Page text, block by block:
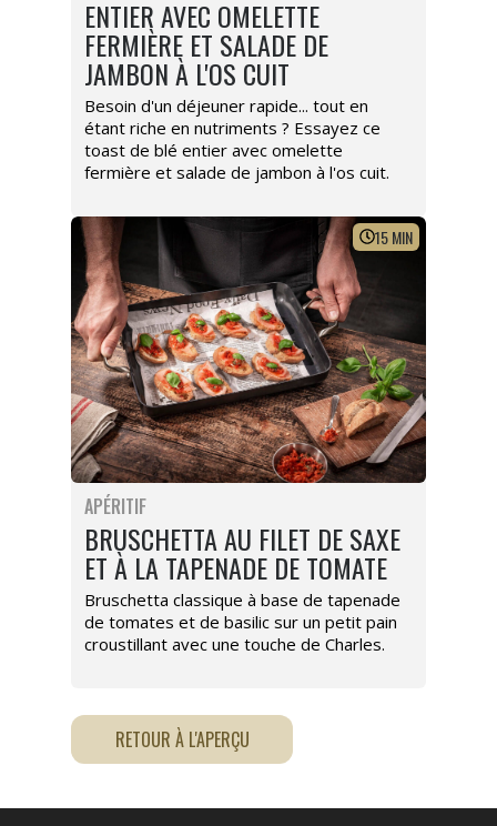
ENTIER AVEC OMELETTE
FERMIÈRE ET SALADE DE
JAMBON À L'OS CUIT
Besoin d'un déjeuner rapide... tout en
étant riche en nutriments ? Essayez ce
toast de blé entier avec omelette
fermière et salade de jambon à l'os cuit.
15MIN
APÉRITIF
BRUSCHETTA AU FILET DE SAXE
ET À LA TAPENADE DE TOMATE
Bruschetta classique à base de tapenade
de tomates et de basilic sur un petit pain
croustillant avec une touche de Charles.
RETOUR À L'APERÇU